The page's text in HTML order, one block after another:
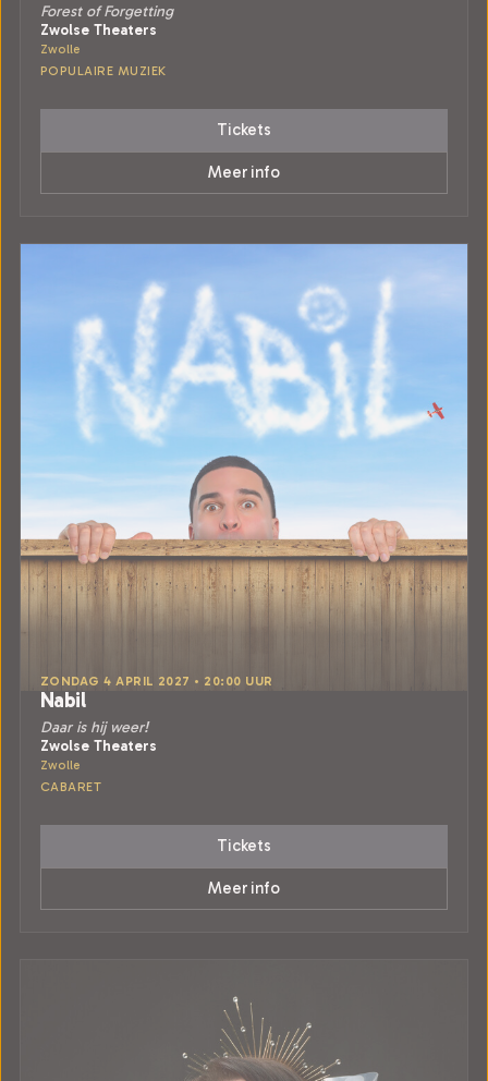
Forest of Forgetting
Zwolse Theaters
Zwolle
POPULAIRE MUZIEK
Tickets
Meer info
ZONDAG 4 APRIL 2027 • 20:00 UUR
Nabil
Daar is hij weer!
Zwolse Theaters
Zwolle
CABARET
Tickets
Meer info